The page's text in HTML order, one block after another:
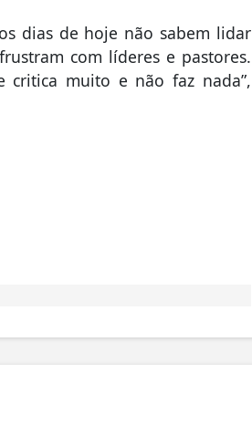
dias de hoje não sabem lidar
com líderes e pastores.
critica muito e não faz nada”,